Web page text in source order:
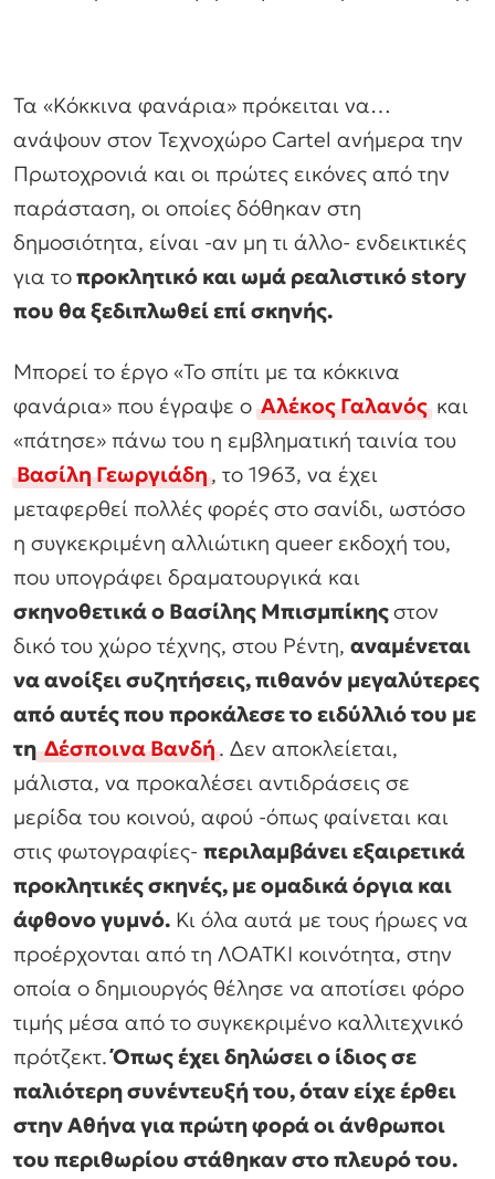
Τα «Κόκκινα φανάρια» πρόκειται να…
ανάψουν στον Τεχνοχώρο Cartel ανήμερα την
Πρωτοχρονιά και οι πρώτες εικόνες από την
παράσταση, οι οποίες δόθηκαν στη
δημοσιότητα, είναι -αν μη τι άλλο- ενδεικτικές
για τοπροκλητικό και ωμά ρεαλιστικό story
που θα ξεδιπλωθεί επί σκηνής.
Μπορεί το έργο «Το σπίτι με τα κόκκινα
φανάρια» που έγραψε οΑλέκος Γαλανόςκαι
«πάτησε» πάνω του η εμβληματική ταινία του
Βασίλη Γεωργιάδη, το 1963, να έχει
μεταφερθεί πολλές φορές στο σανίδι, ωστόσο
η συγκεκριμένη αλλιώτικη queer εκδοχή του,
που υπογράφει δραματουργικά και
σκηνοθετικά ο Βασίλης Μπισμπίκηςστον
δικό του χώρο τέχνης, στου Ρέντη, αναμένεται
να ανοίξει συζητήσεις, πιθανόν μεγαλύτερες
από αυτές που προκάλεσε το ειδύλλιό του με
τηΔέσποινα Βανδή. Δεν αποκλείεται,
μάλιστα, να προκαλέσει αντιδράσεις σε
μερίδα του κοινού, αφού -όπως φαίνεται και
στις φωτογραφίες- περιλαμβάνει εξαιρετικά
προκλητικές σκηνές, με ομαδικά όργια και
άφθονο γυμνό. Κι όλα αυτά με τους ήρωες να
προέρχονται από τη ΛΟΑΤΚΙ κοινότητα, στην
οποία ο δημιουργός θέλησε να αποτίσει φόρο
τιμής μέσα από το συγκεκριμένο καλλιτεχνικό
πρότζεκτ.Όπως έχει δηλώσει ο ίδιος σε
παλιότερη συνέντευξή του, όταν είχε έρθει
στην Αθήνα για πρώτη φορά οι άνθρωποι
του περιθωρίου στάθηκαν στο πλευρό του.